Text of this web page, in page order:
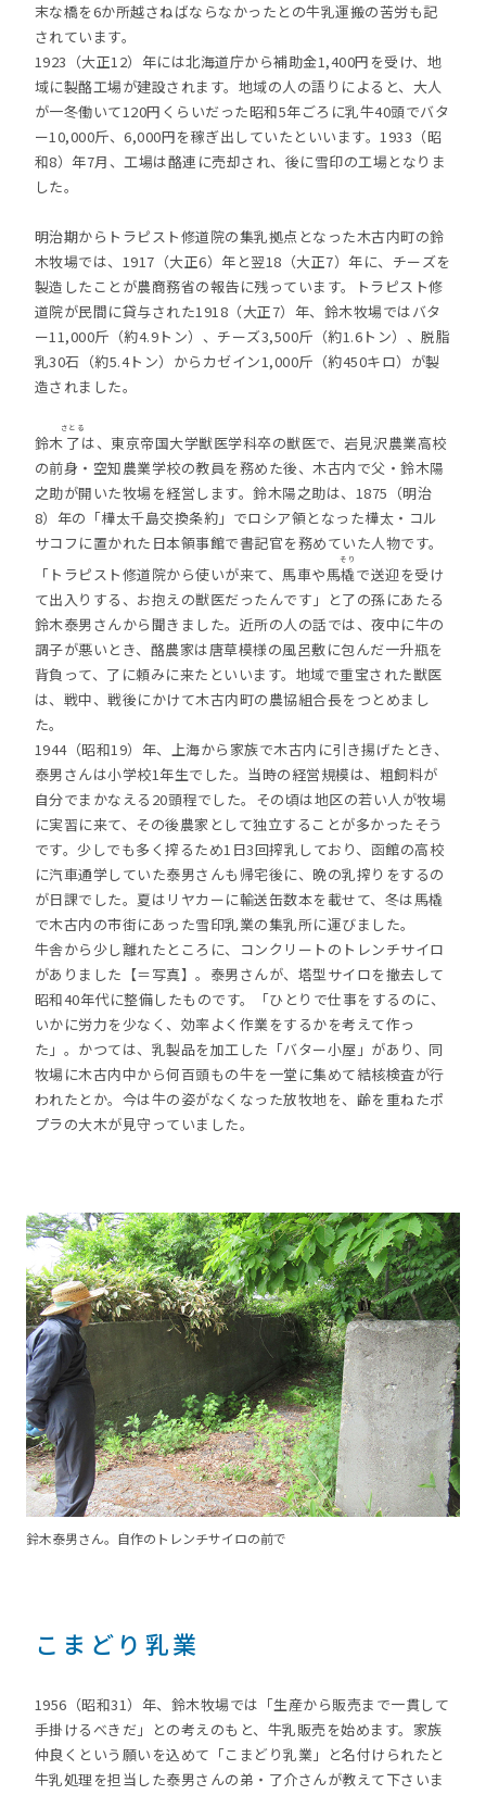
末な橋を6か所越さねばならなかったとの牛乳運搬の苦労も記
されています。
1923（大正12）年には北海道庁から補助金1,400円を受け、地
域に製酪工場が建設されます。地域の人の語りによると、大人
が一冬働いて120円くらいだった昭和5年ごろに乳牛40頭でバタ
ー10,000斤、6,000円を稼ぎ出していたといいます。1933（昭
和8）年7月、工場は酪連に売却され、後に雪印の工場となりま
した。
明治期からトラピスト修道院の集乳拠点となった木古内町の鈴
木牧場では、1917（大正6）年と翌18（大正7）年に、チーズを
製造したことが農商務省の報告に残っています。トラピスト修
道院が民間に貸与された1918（大正7）年、鈴木牧場ではバタ
ー11,000斤（約4.9トン）、チーズ3,500斤（約1.6トン）、脱脂
乳30石（約5.4トン）からカゼイン1,000斤（約450キロ）が製
造されました。
鈴木 了
さとる
は、東京帝国大学獣医学科卒の獣医で、岩見沢農業高校
の前身・空知農業学校の教員を務めた後、木古内で父・鈴木陽
之助が開いた牧場を経営します。鈴木陽之助は、1875（明治
8）年の「樺太千島交換条約」でロシア領となった樺太・コル
サコフに置かれた日本領事館で書記官を務めていた人物です。
「トラピスト修道院から使いが来て、馬車や馬橇
そり
で送迎を受け
て出入りする、お抱えの獣医だったんです」と了の孫にあたる
鈴木泰男さんから聞きました。近所の人の話では、夜中に牛の
調子が悪いとき、酪農家は唐草模様の風呂敷に包んだ一升瓶を
背負って、了に頼みに来たといいます。地域で重宝された獣医
は、戦中、戦後にかけて木古内町の農協組合長をつとめまし
た。
1944（昭和19）年、上海から家族で木古内に引き揚げたとき、
泰男さんは小学校1年生でした。当時の経営規模は、粗飼料が
自分でまかなえる20頭程でした。その頃は地区の若い人が牧場
に実習に来て、その後農家として独立することが多かったそう
です。少しでも多く搾るため1日3回搾乳しており、函館の高校
に汽車通学していた泰男さんも帰宅後に、晩の乳搾りをするの
が日課でした。夏はリヤカーに輸送缶数本を載せて、冬は馬橇
で木古内の市街にあった雪印乳業の集乳所に運びました。
牛舎から少し離れたところに、コンクリートのトレンチサイロ
がありました【＝写真】。泰男さんが、塔型サイロを撤去して
昭和40年代に整備したものです。「ひとりで仕事をするのに、
いかに労力を少なく、効率よく作業をするかを考えて作っ
た」。かつては、乳製品を加工した「バター小屋」があり、同
牧場に木古内中から何百頭もの牛を一堂に集めて結核検査が行
われたとか。今は牛の姿がなくなった放牧地を、齢を重ねたポ
プラの大木が見守っていました。
鈴木泰男さん。自作のトレンチサイロの前で
こまどり乳業
1956（昭和31）年、鈴木牧場では「生産から販売まで一貫して
手掛けるべきだ」との考えのもと、牛乳販売を始めます。家族
仲良くという願いを込めて「こまどり乳業」と名付けられたと
牛乳処理を担当した泰男さんの弟・了介さんが教えて下さいま